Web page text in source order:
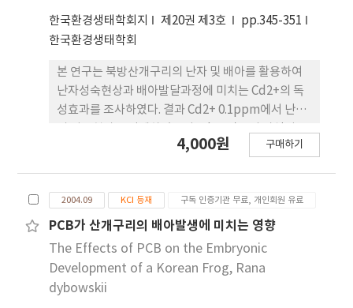
한국환경생태학회지 제20권 제3호
pp.345-351
한국환경생태학회
본 연구는 북방산개구리의 난자 및 배아를 활용하여
난자성숙현상과 배아발달과정에 미치는 Cd2+의 독
성효과를 조사하였다. 결과 Cd2+ 0.1ppm에서 난자
조사하기 위해 3시간 동안 난자들을 Cd2+에 노출시
는 비가역적 인 손상을 주었다. 발달 중인 2세포 배아
를 Cd2+의 여러 농도에 노출시킨 결과 0.1ppm에서
발달이 억제되었으며 노출시간이 길어진 32세포 시
기에는 세포붕괴현상을 유발하였다. 한편, 포배기 배
아를 Cd2+의 여러 농도에 노출시 켜 96시간 배양한
후 유생의 치사율 및 기형율을 대상으로 probit 분석
4,000원 구매하기
2004.09 KCI 등재 구독 인증기관 무료, 개인회원 유료
PCB가 산개구리의 배아발생에 미치는 영향
The Effects of PCB on the Embryonic
Development of a Korean Frog, Rana
dybowskii